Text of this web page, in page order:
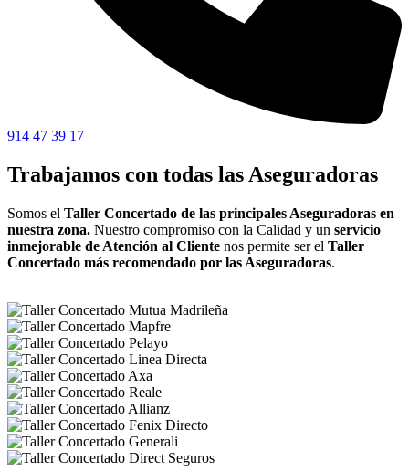
914 47 39 17
Trabajamos con todas las Aseguradoras
Somos el Taller Concertado de las principales Aseguradoras en
nuestra zona. Nuestro compromiso con la Calidad y un servicio
inmejorable de Atención al Cliente nos permite ser el Taller
Concertado más recomendado por las Aseguradoras.